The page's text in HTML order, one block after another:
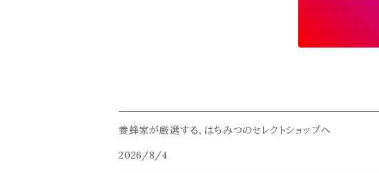
養蜂家が厳選する、はちみつのセレクトショップへ
2026/8/4